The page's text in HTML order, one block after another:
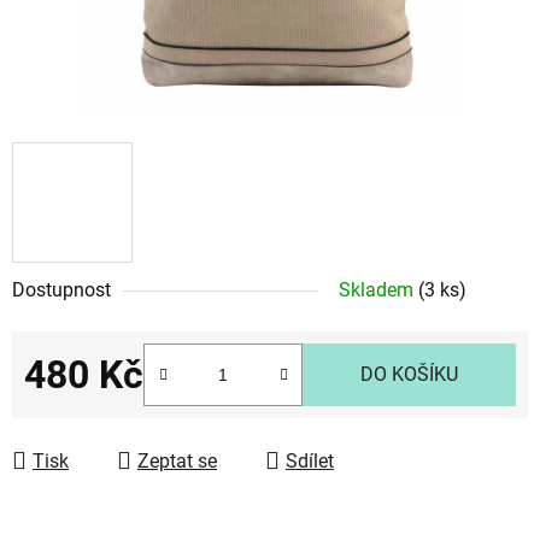
Dostupnost Skladem (3 ks)
480 Kč DO KOŠÍKU
Tisk Zeptat se Sdílet